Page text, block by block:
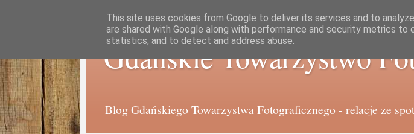
Gdańskie Towarzystwo
Blog Gdańskiego Towarzystwa Fotograficznego - relacje ze
This site uses cookies from Google to deliver its services and to
are shared with Google along with performance and security metrics to
statistics, and to detect and address abuse.